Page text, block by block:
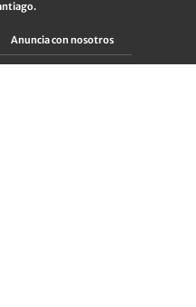
Anuncia con nosotros